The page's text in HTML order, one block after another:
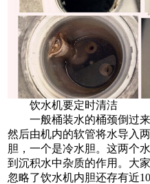
饮水机要定时清洁
一般桶装水的桶颈倒过来
然后由机内的软管将水导入
胆，一个是冷水胆。这两个
到沉积水中杂质的作用。大
忽略了饮水机内胆还存有近